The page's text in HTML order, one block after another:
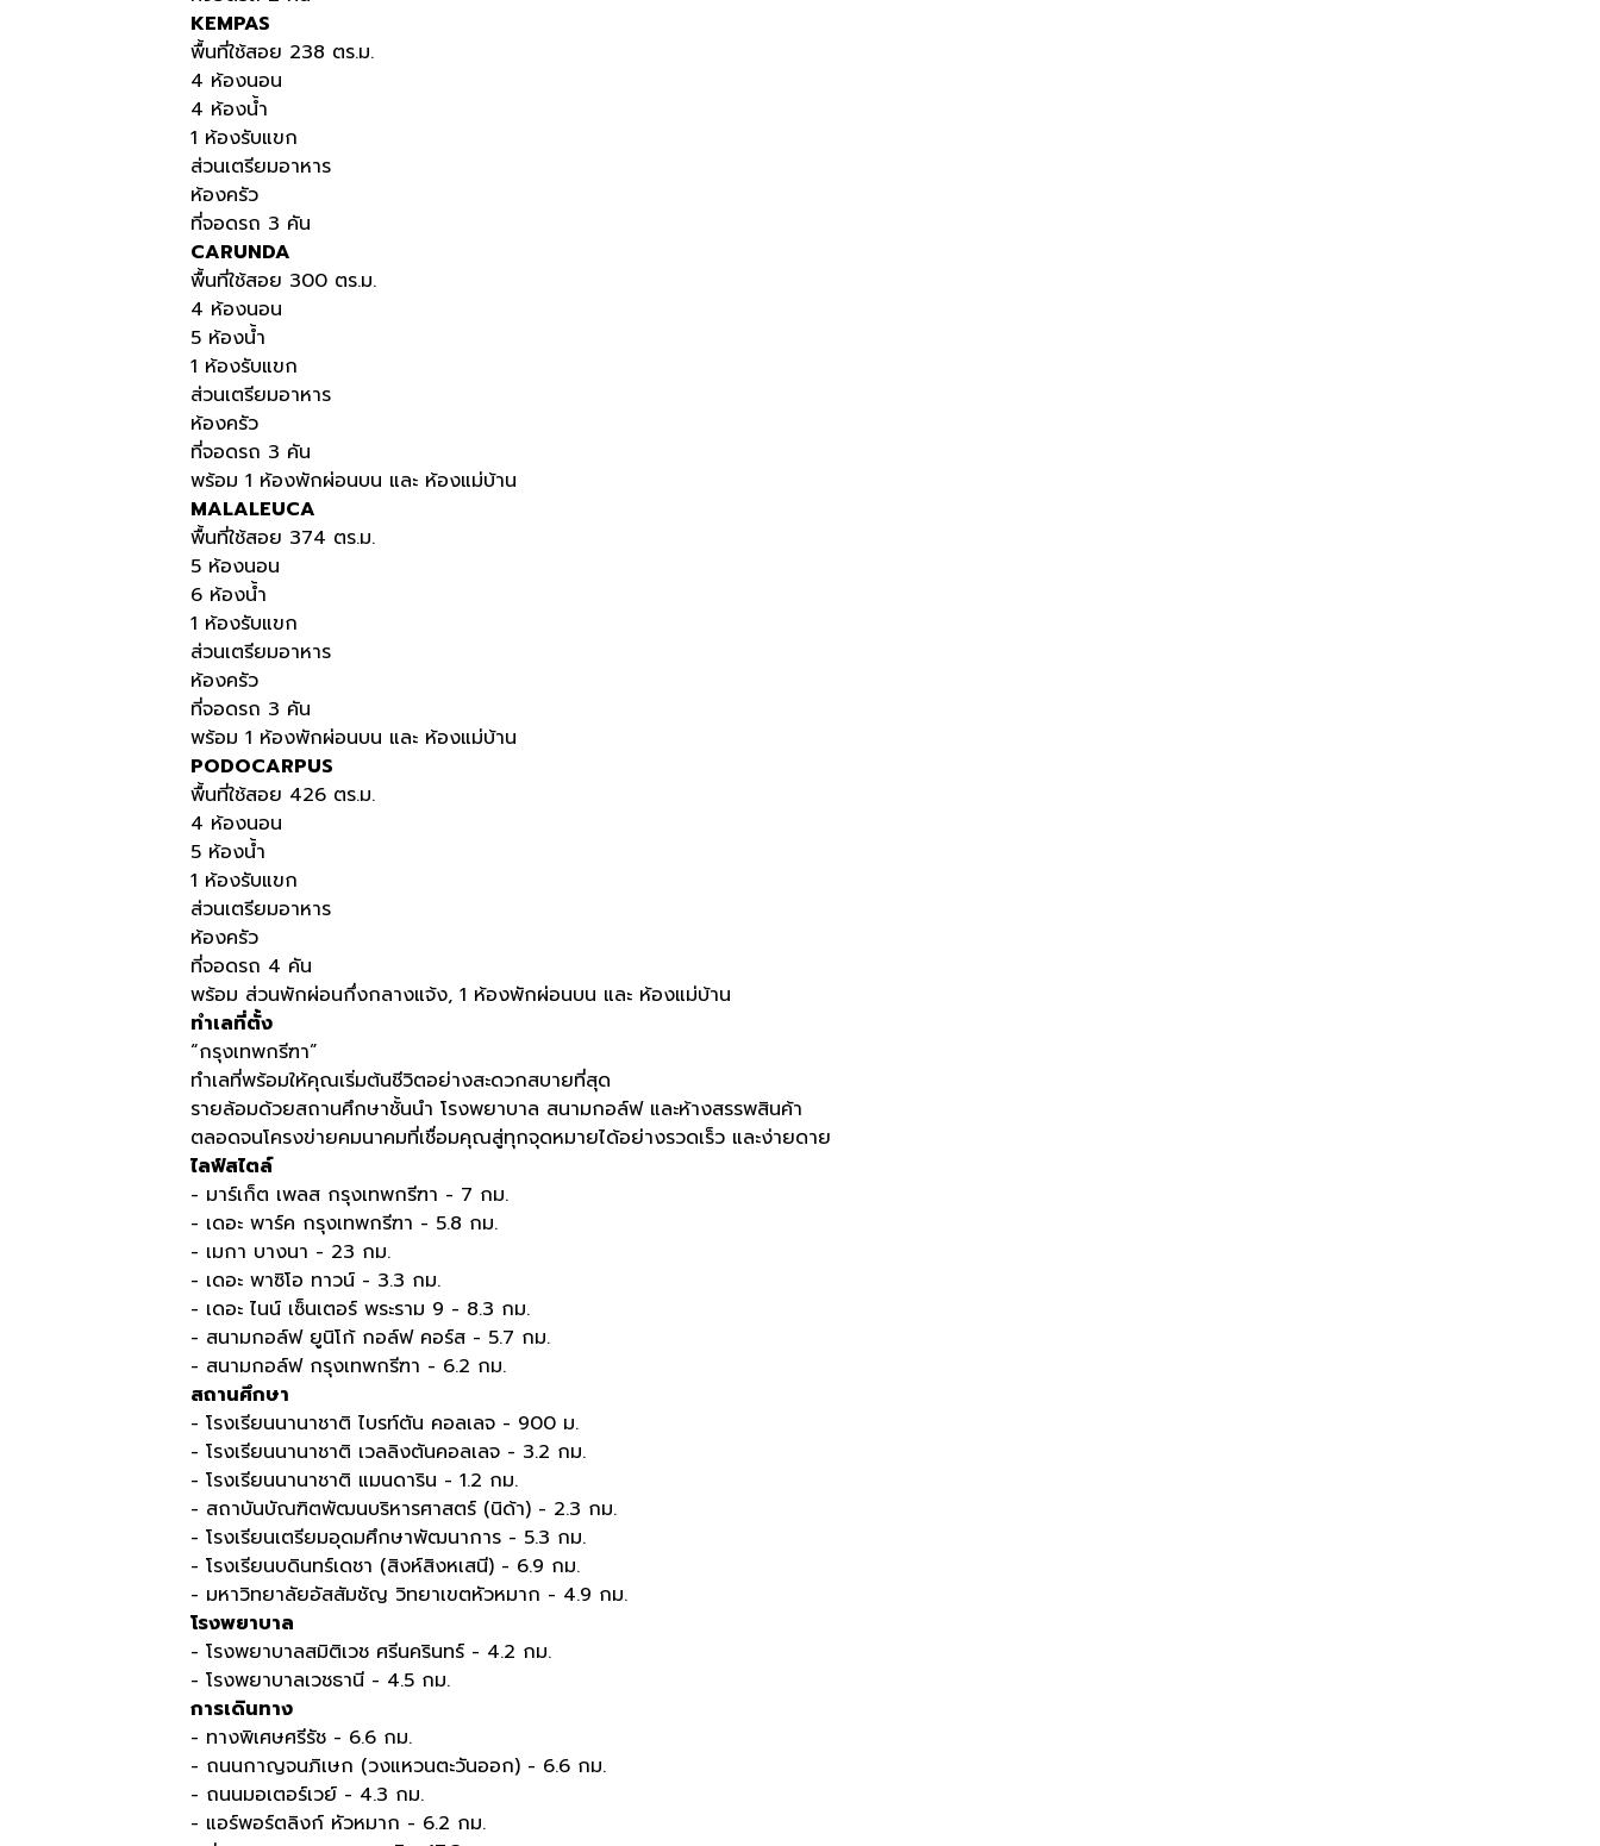
KEMPAS
พื้นที่ใช้สอย 238 ตร.ม.
4 ห้องนอน
4 ห้องน้ำ
1 ห้องรับแขก
ส่วนเตรียมอาหาร
ห้องครัว
ที่จอดรถ 3 คัน
CARUNDA
พื้นที่ใช้สอย 300 ตร.ม.
4 ห้องนอน
5 ห้องน้ำ
1 ห้องรับแขก
ส่วนเตรียมอาหาร
ห้องครัว
ที่จอดรถ 3 คัน
พร้อม 1 ห้องพักผ่อนบน และ ห้องแม่บ้าน
MALALEUCA
พื้นที่ใช้สอย 374 ตร.ม.
5 ห้องนอน
6 ห้องน้ำ
1 ห้องรับแขก
ส่วนเตรียมอาหาร
ห้องครัว
ที่จอดรถ 3 คัน
พร้อม 1 ห้องพักผ่อนบน และ ห้องแม่บ้าน
PODOCARPUS
พื้นที่ใช้สอย 426 ตร.ม.
4 ห้องนอน
5 ห้องน้ำ
1 ห้องรับแขก
ส่วนเตรียมอาหาร
ห้องครัว
ที่จอดรถ 4 คัน
พร้อม ส่วนพักผ่อนกึ่งกลางแจ้ง, 1 ห้องพักผ่อนบน และ ห้องแม่บ้าน
ทำเลที่ตั้ง
“กรุงเทพกรีฑา”
ทำเลที่พร้อมให้คุณเริ่มต้นชีวิตอย่างสะดวกสบายที่สุด
รายล้อมด้วยสถานศึกษาชั้นนำ โรงพยาบาล สนามกอล์ฟ และห้างสรรพสินค้า
ตลอดจนโครงข่ายคมนาคมที่เชื่อมคุณสู่ทุกจุดหมายได้อย่างรวดเร็ว และง่ายดาย
ไลฟ์สไตล์
- มาร์เก็ต เพลส กรุงเทพกรีฑา - 7 กม.
- เดอะ พาร์ค กรุงเทพกรีฑา - 5.8 กม.
- เมกา บางนา - 23 กม.
- เดอะ พาซิโอ ทาวน์ - 3.3 กม.
- เดอะ ไนน์ เซ็นเตอร์ พระราม 9 - 8.3 กม.
- สนามกอล์ฟ ยูนิโก้ กอล์ฟ คอร์ส - 5.7 กม.
- สนามกอล์ฟ กรุงเทพกรีฑา - 6.2 กม.
สถานศึกษา
- โรงเรียนนานาชาติ ไบรท์ตัน คอลเลจ - 900 ม.
- โรงเรียนนานาชาติ เวลลิงตันคอลเลจ - 3.2 กม.
- โรงเรียนนานาชาติ แมนดาริน - 1.2 กม.
- สถาบันบัณฑิตพัฒนบริหารศาสตร์ (นิด้า) - 2.3 กม.
- โรงเรียนเตรียมอุดมศึกษาพัฒนาการ - 5.3 กม.
- โรงเรียนบดินทร์เดชา (สิงห์สิงหเสนี) - 6.9 กม.
- มหาวิทยาลัยอัสสัมชัญ วิทยาเขตหัวหมาก - 4.9 กม.
โรงพยาบาล
- โรงพยาบาลสมิติเวช ศรีนครินทร์ - 4.2 กม.
- โรงพยาบาลเวชธานี - 4.5 กม.
การเดินทาง
- ทางพิเศษศรีรัช - 6.6 กม.
- ถนนกาญจนภิเษก (วงแหวนตะวันออก) - 6.6 กม.
- ถนนมอเตอร์เวย์​ - 4.3 กม.
- แอร์พอร์ตลิงก์ หัวหมาก - 6.2 กม.